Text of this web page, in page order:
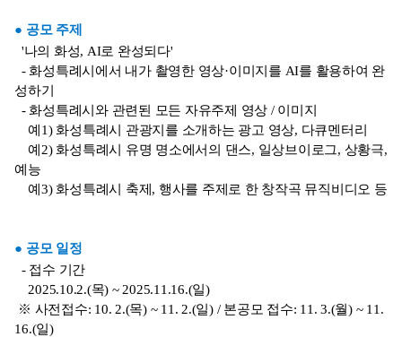
● 공모 주제
'나의 화성, AI로 완성되다'
- 화성특례시에서 내가 촬영한 영상·이미지를 AI를 활용하여 완
성하기
- 화성특례시와 관련된 모든 자유주제 영상 / 이미지
예1) 화성특례시 관광지를 소개하는 광고 영상, 다큐멘터리
예2) 화성특례시 유명 명소에서의 댄스, 일상브이로그, 상황극,
예능
예3) 화성특례시 축제, 행사를 주제로 한 창작곡 뮤직비디오 등
● 공모 일정
- 접수 기간
2025.10.2.(목) ~ 2025.11.16.(일)
※ 사전접수: 10. 2.(목) ~ 11. 2.(일) / 본공모 접수: 11. 3.(월) ~ 11.
16.(일)